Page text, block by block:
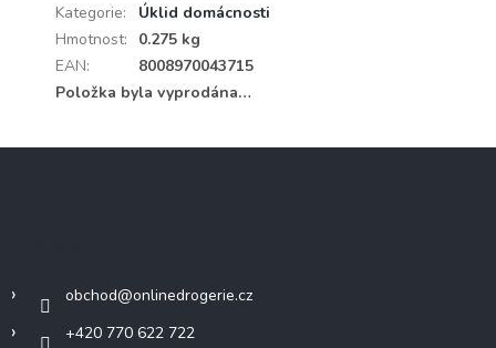
Kategorie:
Úklid domácnosti
Hmotnost:
0.275 kg
EAN:
8008970043715
Položka byla vyprodána…
obchod@onlinedrogerie.cz
+420 770 622 722